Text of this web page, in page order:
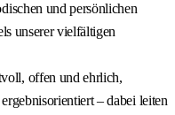
und persönlichen
unserer vielfältigen
offen und ehrlich,
– dabei leiten